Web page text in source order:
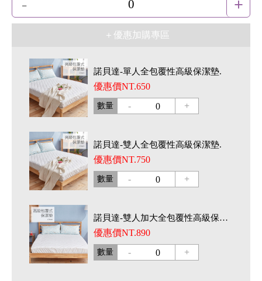
- 0 +
＋優惠加購專區
諾貝達-單人全包覆性高級保潔墊.
優惠價NT.650
數量 - 0 +
諾貝達-雙人全包覆性高級保潔墊.
優惠價NT.750
數量 - 0 +
諾貝達-雙人加大全包覆性高級保潔墊.
優惠價NT.890
數量 - 0 +